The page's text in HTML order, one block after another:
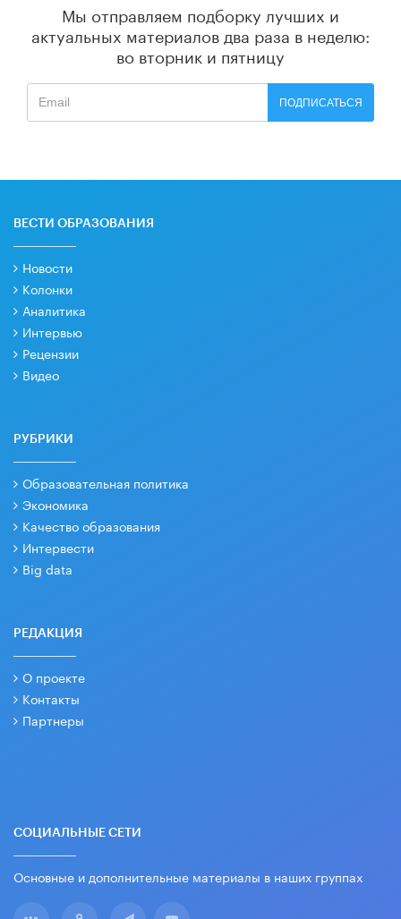
Мы отправляем подборку лучших и
актуальных материалов два раза в неделю:
во вторник и пятницу
ПОДПИСАТЬСЯ
ВЕСТИ ОБРАЗОВАНИЯ
Новости
Колонки
Аналитика
Интервью
Рецензии
Видео
РУБРИКИ
Образовательная политика
Экономика
Качество образования
Интервести
Big data
РЕДАКЦИЯ
О проекте
Контакты
Партнеры
СОЦИАЛЬНЫЕ СЕТИ
Основные и дополнительные материалы в наших группах